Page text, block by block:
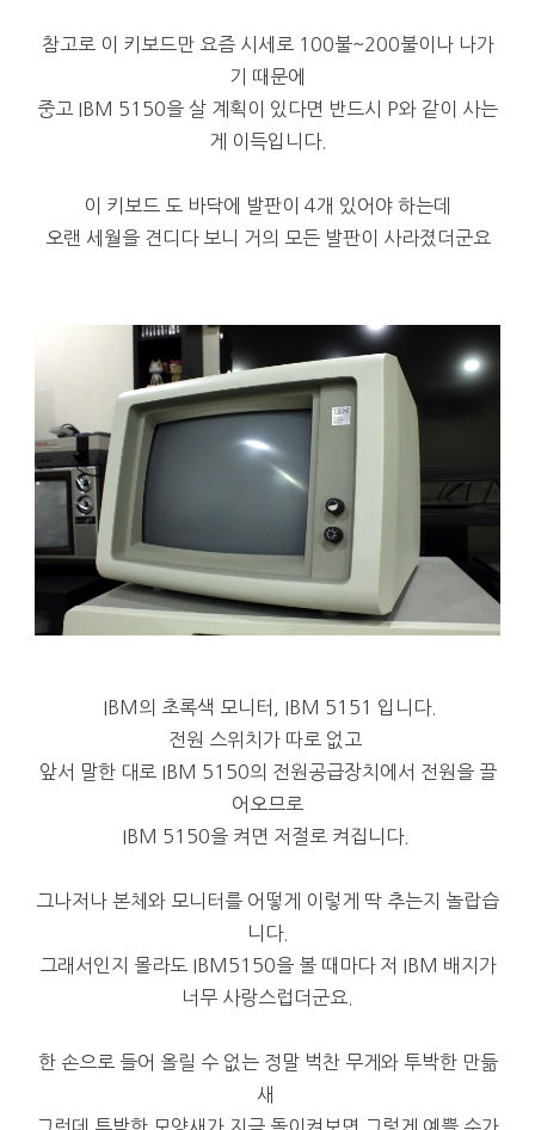
참고로 이 키보드만 요즘 시세로 100불~200불이나 나가
기 때문에
중고 IBM 5150을 살 계획이 있다면 반드시 P와 같이 사는
게 이득입니다.
이 키보드 도 바닥에 발판이 4개 있어야 하는데
오랜 세월을 견디다 보니 거의 모든 발판이 사라졌더군요
IBM의 초록색 모니터, IBM 5151 입니다.
전원 스위치가 따로 없고
앞서 말한 대로 IBM 5150의 전원공급장치에서 전원을 끌
어오므로
IBM 5150을 켜면 저절로 켜집니다.
그나저나 본체와 모니터를 어떻게 이렇게 딱 추는지 놀랍습
니다.
그래서인지 몰라도 IBM5150을 볼 때마다 저 IBM 배지가
너무 사랑스럽더군요.
한 손으로 들어 올릴 수 없는 정말 벅찬 무게와 투박한 만듦
새